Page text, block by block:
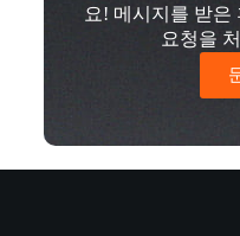
요! 메시지를 받은
요청을